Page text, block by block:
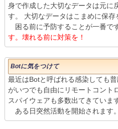
身で作成した大切なデータは元に
す。 大切なデータはこまめに保存
困る前に予防することが一番で
す。壊れる前に対策を！
Botに気をつけて
最近はBotと呼ばれる感染しても
がいつでも自由にリモートコント
スパイウェアも多数出てきていま
ある日突然活動を開始されます